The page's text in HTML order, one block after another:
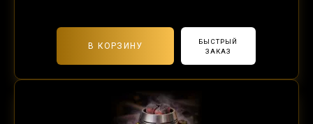
В КОРЗИНУ
БЫСТРЫЙ
ЗАКАЗ